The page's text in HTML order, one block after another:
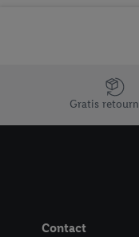
Jouw voordelen bij
Gratis
Contact